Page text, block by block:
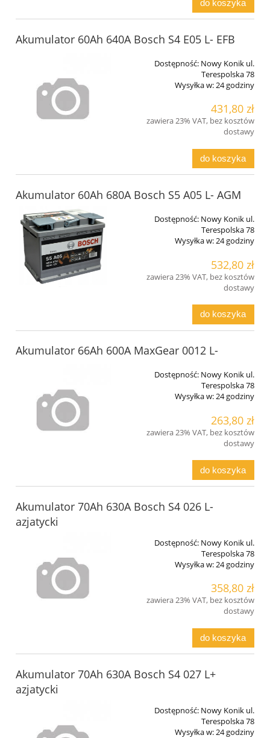
do koszyka
Akumulator 60Ah 640A Bosch S4 E05 L- EFB
Dostępność: Nowy Konik ul.
Terespolska 78
Wysyłka w:24 godziny
431,80 zł
zawiera 23% VAT, bez kosztów
dostawy
do koszyka
Akumulator 60Ah 680A Bosch S5 A05 L- AGM
Dostępność: Nowy Konik ul.
Terespolska 78
Wysyłka w:24 godziny
532,80 zł
zawiera 23% VAT, bez kosztów
dostawy
do koszyka
Akumulator 66Ah 600A MaxGear 0012 L-
Dostępność: Nowy Konik ul.
Terespolska 78
Wysyłka w:24 godziny
263,80 zł
zawiera 23% VAT, bez kosztów
dostawy
do koszyka
Akumulator 70Ah 630A Bosch S4 026 L-
azjatycki
Dostępność: Nowy Konik ul.
Terespolska 78
Wysyłka w: 24 godziny
358,80 zł
zawiera 23% VAT, bez kosztów
dostawy
do koszyka
Akumulator 70Ah 630A Bosch S4 027 L+
azjatycki
Dostępność: Nowy Konik ul.
Terespolska 78
Wysyłka w:24 godziny